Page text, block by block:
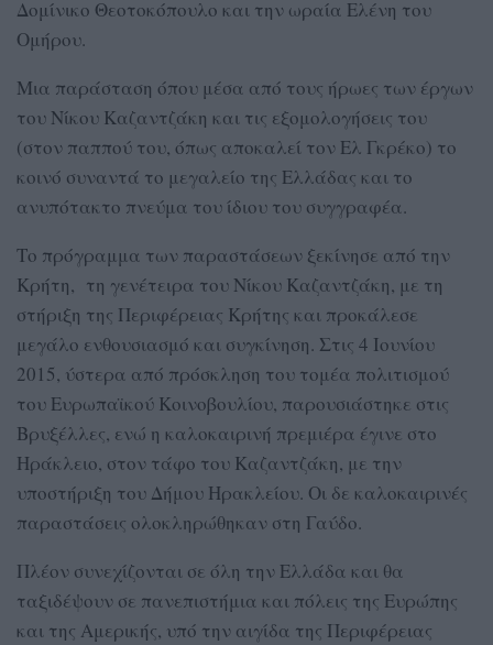
Δομίνικο Θεοτοκόπουλο και την ωραία Ελένη του
Ομήρου.
Μια παράσταση όπου μέσα από τους ήρωες των έργων
του Νίκου Καζαντζάκη και τις εξομολογήσεις του
(στον παππού του, όπως αποκαλεί τον Ελ Γκρέκο) το
κοινό συναντά το μεγαλείο της Ελλάδας και το
ανυπότακτο πνεύμα του ίδιου του συγγραφέα.
Το πρόγραμμα των παραστάσεων ξεκίνησε από την
Κρήτη, τη γενέτειρα του Νίκου Καζαντζάκη, με τη
στήριξη της Περιφέρειας Κρήτης και προκάλεσε
μεγάλο ενθουσιασμό και συγκίνηση. Στις 4 Ιουνίου
2015, ύστερα από πρόσκληση του τομέα πολιτισμού
του Ευρωπαϊκού Κοινοβουλίου, παρουσιάστηκε στις
Βρυξέλλες, ενώ η καλοκαιρινή πρεμιέρα έγινε στο
Ηράκλειο, στον τάφο του Καζαντζάκη, με την
υποστήριξη του Δήμου Ηρακλείου. Οι δε καλοκαιρινές
παραστάσεις ολοκληρώθηκαν στη Γαύδο.
Πλέον συνεχίζονται σε όλη την Ελλάδα και θα
ταξιδέψουν σε πανεπιστήμια και πόλεις της Ευρώπης
και της Αμερικής, υπό την αιγίδα της Περιφέρειας